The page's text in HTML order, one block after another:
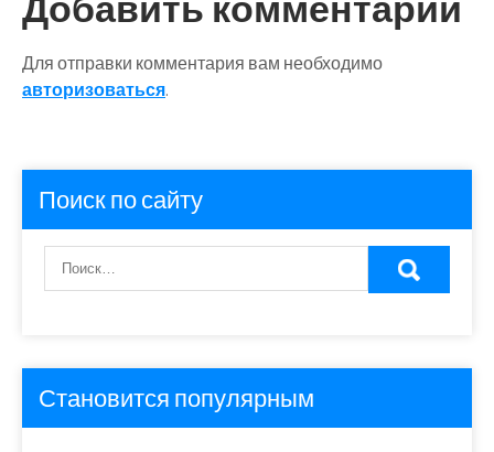
Для отправки комментария вам необходимо
авторизоваться.
Поиск по сайту
Становится популярным